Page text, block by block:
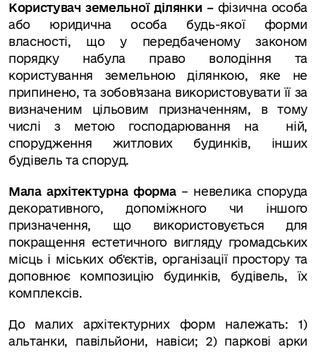
Користувач земельної ділянки – фізична особа
або юридична особа будь-якої форми
власності, що у передбаченому законом
порядку набула право володіння та
користування земельною ділянкою, яке не
припинено, та зобов'язана використовувати її за
визначеним цільовим призначенням, в тому
числі з метою господарювання на ній,
спорудження житлових будинків, інших
будівель та споруд.
Мала архітектурна форма – невелика споруда
декоративного, допоміжного чи іншого
призначення, що використовується для
покращення естетичного вигляду громадських
місць і міських об'єктів, організації простору та
доповнює композицію будинків, будівель, їх
комплексів.
До малих архітектурних форм належать: 1)
альтанки, павільйони, навіси; 2) паркові арки